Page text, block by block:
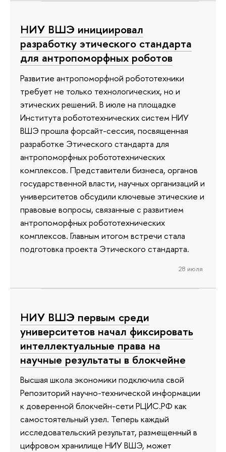
НИУ ВШЭ инициировал
разработку этического стандарта
для антропоморфных роботов
Развитие антропоморфной робототехники
требует не только технологических, но и
этических решений. В июле на площадке
Института робототехнических систем НИУ
ВШЭ прошла форсайт-сессия, посвященная
разработке Этического стандарта для
антропоморфных робототехнических
комплексов. Представители бизнеса, органов
государственной власти, научных организаций и
университетов обсудили ключевые этические и
правовые вопросы, связанные с развитием
антропоморфных робототехнических
комплексов. Главным итогом встречи стала
подготовка проекта Этического стандарта.
28 июля
НИУ ВШЭ первым среди
университетов начал фиксировать
интеллектуальные права на
научные результаты в блокчейне
Высшая школа экономики подключила свой
Репозиторий научно-технической информации
к доверенной блокчейн-сети РЦИС.РФ как
самостоятельный узел. Теперь каждый
исследовательский результат, размещенный в
цифровом хранилище НИУ ВШЭ, может